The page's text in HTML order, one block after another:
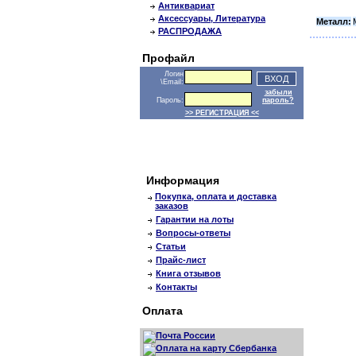
Антиквариат
Аксессуары, Литература
РАСПРОДАЖА
Профайл
Логин
\Email:
Пароль:
забыли
пароль?
>> РЕГИСТРАЦИЯ <<
Информация
Покупка, оплата и доставка
заказов
Гарантии на лоты
Вопросы-ответы
Статьи
Прайс-лист
Книга отзывов
Контакты
Оплата
Металл: